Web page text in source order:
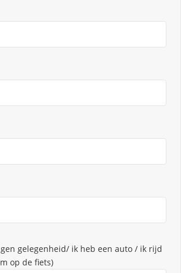
gelegenheid/ ik heb een auto / ik rijd
op de fiets)